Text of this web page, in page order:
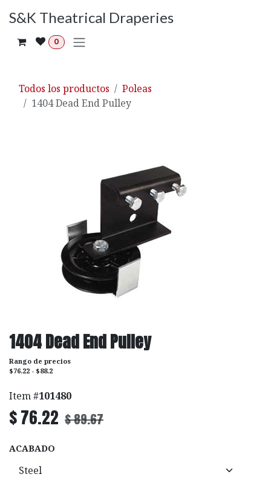
S&K Theatrical Draperies
0
Todos los productos
Poleas
1404 Dead End Pulley
1404 Dead End Pulley
Rango de precios
$76.22 - $88.2
Item #101480
$76.22 $89.67
ACABADO